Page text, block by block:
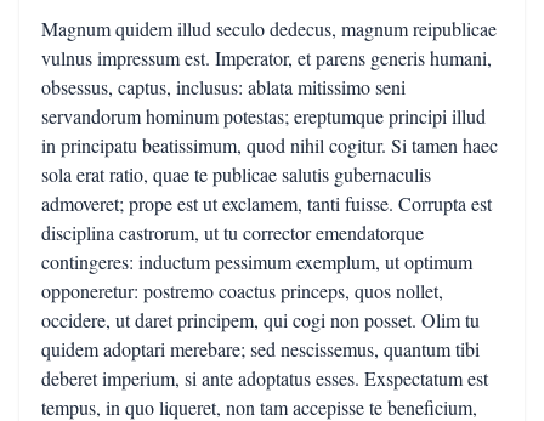
Magnum quidem illud seculo dedecus, magnum reipublicae
vulnus impressum est. Imperator, et parens generis humani,
obsessus, captus, inclusus: ablata mitissimo seni
servandorum hominum potestas; ereptumque principi illud
in principatu beatissimum, quod nihil cogitur. Si tamen haec
sola erat ratio, quae te publicae salutis gubernaculis
admoveret; prope est ut exclamem, tanti fuisse. Corrupta est
disciplina castrorum, ut tu corrector emendatorque
contingeres: inductum pessimum exemplum, ut optimum
opponeretur: postremo coactus princeps, quos nollet,
occidere, ut daret principem, qui cogi non posset. Olim tu
quidem adoptari merebare; sed nescissemus, quantum tibi
deberet imperium, si ante adoptatus esses. Exspectatum est
tempus, in quo liqueret, non tam accepisse te beneficium,